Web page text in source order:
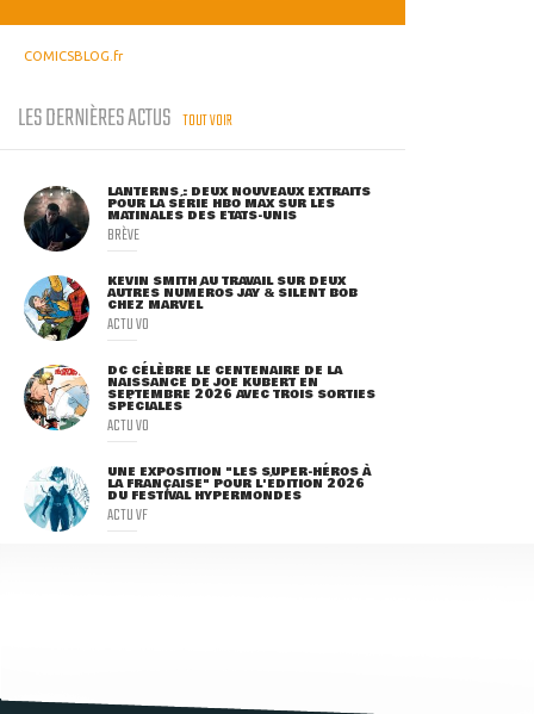
COMICSBLOG.fr
LES DERNIÈRES ACTUS TOUT VOIR
LANTERNS : DEUX NOUVEAUX EXTRAITS
POUR LA SÉRIE HBO MAX SUR LES
MATINALES DES ETATS-UNIS
BRÈVE
KEVIN SMITH AU TRAVAIL SUR DEUX
AUTRES NUMÉROS JAY & SILENT BOB
CHEZ MARVEL
ACTU VO
DC CÉLÈBRE LE CENTENAIRE DE LA
NAISSANCE DE JOE KUBERT EN
SEPTEMBRE 2026 AVEC TROIS SORTIES
SPÉCIALES
ACTU VO
UNE EXPOSITION "LES SUPER-HÉROS À
LA FRANÇAISE" POUR L'ÉDITION 2026
DU FESTIVAL HYPERMONDES
ACTU VF